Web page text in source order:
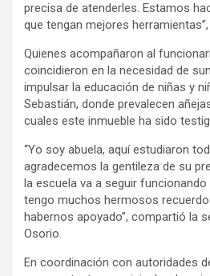
precisa de atenderles. Estamos
que tengan mejores
Quienes acompañaron al
coincidieron en la necesidad de
impulsar la educación de niñas y
Sebastián, donde prevalecen
cuales este inmueble ha sido
“Yo soy abuela, aquí estudiaron
agradecemos la gentileza de su
la escuela va a seguir
tengo muchos hermosos
habernos apoyado”, compartió la
Osorio.
En coordinación con autoridades